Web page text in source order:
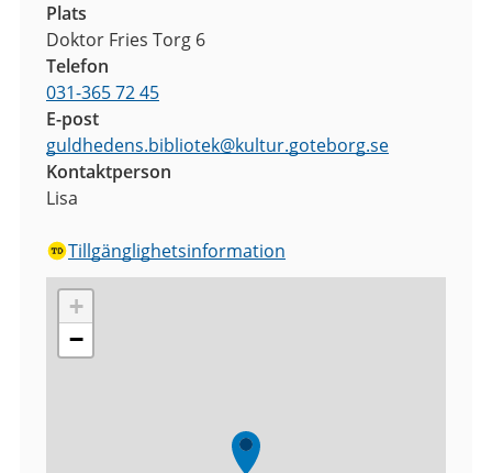
Plats
Doktor Fries Torg 6
Telefon
031-365 72 45
E-post
guldhedens.bibliotek@kultur.goteborg.se
Kontaktperson
Lisa
Tillgänglighetsinformation
+
−